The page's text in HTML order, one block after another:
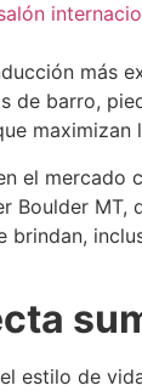
más
de barro,
maximizan
el
Boulder
estilo de